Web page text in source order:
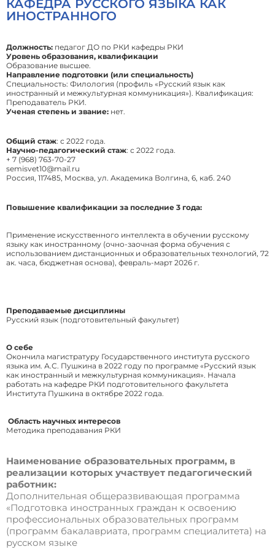
КАФЕДРА РУССКОГО ЯЗЫКА КАК
ИНОСТРАННОГО
Должность: педагог ДО по РКИ кафедры РКИ
Уровень образования, квалификации
Образование высшее.
Направление подготовки (или специальность)
Специальность: Филология (профиль «Русский язык как
иностранный и межкультурная коммуникация»). Квалификация:
Преподаватель РКИ.
Ученая степень и звание: нет.
Общий стаж: с 2022 года.
Научно-педагогический стаж: с 2022 года.
+ 7 (968) 763-70-27
semisvet10@mail.ru
Россия, 117485, Москва, ул. Академика Волгина, 6, каб. 240
Повышение квалификации за последние 3 года:
Применение искусственного интеллекта в обучении русскому
языку как иностранному (очно-заочная форма обучения с
использованием дистанционных и образовательных технологий, 72
ак. часа, бюджетная основа), февраль-март 2026 г.
Преподаваемые дисциплины
Русский язык (подготовительный факультет)
О себе
Окончила магистратуру Государственного института русского
языка им. А.С. Пушкина в 2022 году по программе «Русский язык
как иностранный и межкультурная коммуникация». Начала
работать на кафедре РКИ подготовительного факультета
Института Пушкина в октябре 2022 года.
Область научных интересов
Методика преподавания РКИ
Наименование образовательных программ, в
реализации которых участвует педагогический
работник:
Дополнительная общеразвивающая программа
«Подготовка иностранных граждан к освоению
профессиональных образовательных программ
(программ бакалавриата, программ специалитета) на
русском языке